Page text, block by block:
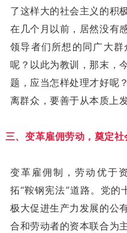
了这样大的社会主义的积
在几个月以前，居然没有
领导者们所想的同广大
呢？以此为教训，那末，
题，应当怎样处理才好呢
离群众，要善于从本质上
三、变革雇佣劳动，奠定
变革雇佣制，劳动优于
拓“鞍钢宪法”道路。党的
极大促进生产力发展的公
合和劳动者的资本联合为